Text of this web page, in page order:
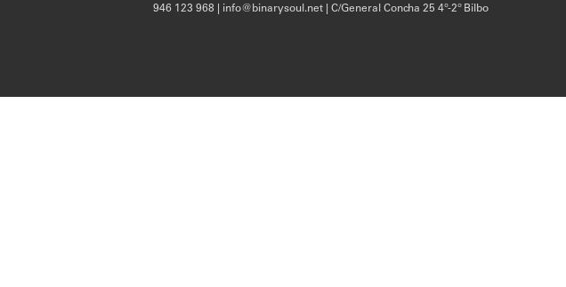
946 123 968 | info@binarysoul.net | C/General Concha 25 4º-2º Bilbo